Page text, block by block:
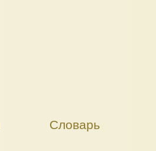
Словарь